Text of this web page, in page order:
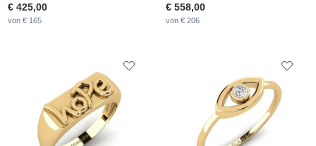
€ 425,00
von € 165
€ 558,00
von € 206